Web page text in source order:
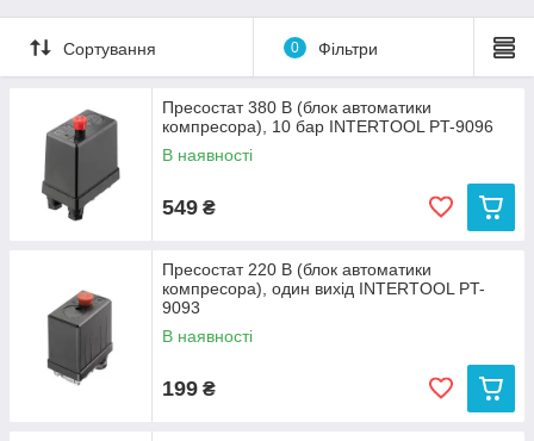
Сортування 0 Фільтри
Пресостат 380 В (блок автоматики
компресора), 10 бар INTERTOOL PT-9096
В наявності
549 ₴
Пресостат 220 В (блок автоматики
компресора), один вихід INTERTOOL PT-
9093
В наявності
199 ₴